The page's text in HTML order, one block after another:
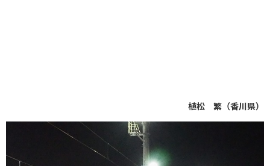
植松 繁（香川県）